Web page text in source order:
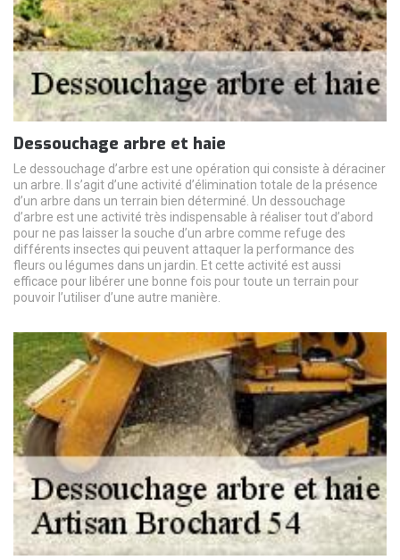
Dessouchage arbre et haie
Le dessouchage d’arbre est une opération qui consiste à déraciner
un arbre. Il s’agit d’une activité d’élimination totale de la présence
d’un arbre dans un terrain bien déterminé. Un dessouchage
d’arbre est une activité très indispensable à réaliser tout d’abord
pour ne pas laisser la souche d’un arbre comme refuge des
différents insectes qui peuvent attaquer la performance des
fleurs ou légumes dans un jardin. Et cette activité est aussi
efficace pour libérer une bonne fois pour toute un terrain pour
pouvoir l’utiliser d’une autre manière.